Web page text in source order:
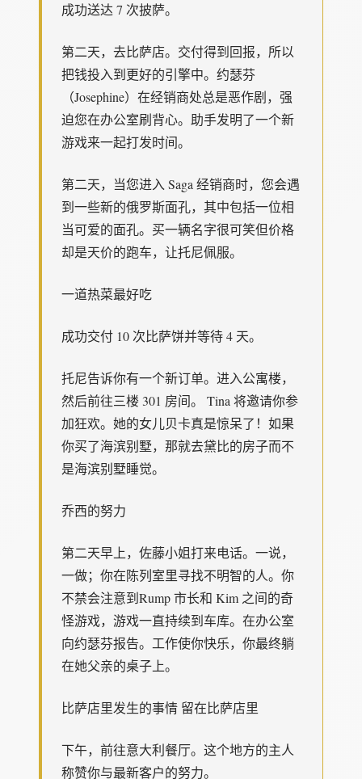
成功送达 7 次披萨。
第二天，去比萨店。交付得到回报，所以
把钱投入到更好的引擎中。约瑟芬
（Josephine）在经销商处总是恶作剧，强
迫您在办公室刷背心。助手发明了一个新
游戏来一起打发时间。
第二天，当您进入 Saga 经销商时，您会遇
到一些新的俄罗斯面孔，其中包括一位相
当可爱的面孔。买一辆名字很可笑但价格
却是天价的跑车，让托尼佩服。
一道热菜最好吃
成功交付 10 次比萨饼并等待 4 天。
托尼告诉你有一个新订单。进入公寓楼，
然后前往三楼 301 房间。 Tina 将邀请你参
加狂欢。她的女儿贝卡真是惊呆了！如果
你买了海滨别墅，那就去黛比的房子而不
是海滨别墅睡觉。
乔西的努力
第二天早上，佐藤小姐打来电话。一说，
一做；你在陈列室里寻找不明智的人。你
不禁会注意到Rump 市长和 Kim 之间的奇
怪游戏，游戏一直持续到车库。在办公室
向约瑟芬报告。工作使你快乐，你最终躺
在她父亲的桌子上。
比萨店里发生的事情 留在比萨店里
下午，前往意大利餐厅。这个地方的主人
称赞你与最新客户的努力。